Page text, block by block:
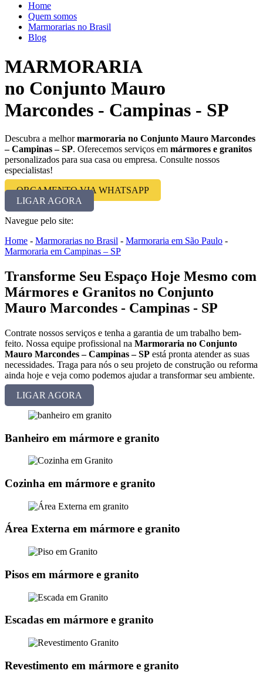
Home
Quem somos
Marmorarias no Brasil
Blog
MARMORARIA
no Conjunto Mauro
Marcondes - Campinas - SP
Descubra a melhormarmoraria no Conjunto Mauro Marcondes
– Campinas – SP. Oferecemos serviços em mármores e granitos
personalizados para sua casa ou empresa. Consulte nossos
especialistas!
ORÇAMENTO VIA WHATSAPP
LIGAR AGORA
Navegue pelo site:
Home - Marmorarias no Brasil - Marmoraria em São Paulo -
Marmoraria em Campinas – SP
Transforme Seu Espaço Hoje Mesmo com
Mármores e Granitos no Conjunto
Mauro Marcondes - Campinas - SP
Contrate nossos serviços e tenha a garantia de um trabalho bem-
feito. Nossa equipe profissional na Marmoraria no Conjunto
Mauro Marcondes – Campinas – SP está pronta atender as suas
necessidades. Traga para nós o seu projeto de construção ou reforma
ainda hoje e veja como podemos ajudar a transformar seu ambiente.
LIGAR AGORA
Banheiro em mármore e granito
Cozinha em mármore e granito
Área Externa em mármore e granito
Pisos em mármore e granito
Escadas em mármore e granito
Revestimento em mármore e granito